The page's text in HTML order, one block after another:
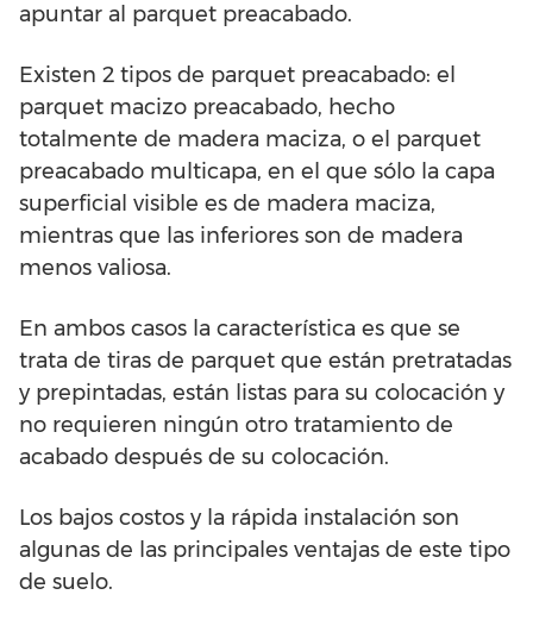
apuntar al parquet preacabado.
Existen 2 tipos de parquet preacabado: el
parquet macizo preacabado, hecho
totalmente de madera maciza, o el parquet
preacabado multicapa, en el que sólo la capa
superficial visible es de madera maciza,
mientras que las inferiores son de madera
menos valiosa.
En ambos casos la característica es que se
trata de tiras de parquet que están pretratadas
y prepintadas, están listas para su colocación y
no requieren ningún otro tratamiento de
acabado después de su colocación.
Los bajos costos y la rápida instalación son
algunas de las principales ventajas de este tipo
de suelo.